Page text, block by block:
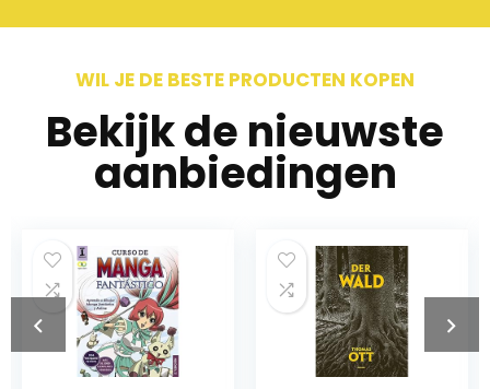
WIL JE DE BESTE PRODUCTEN KOPEN
Bekijk de nieuwste
aanbiedingen